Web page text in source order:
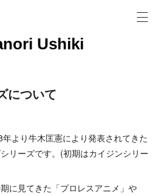
Ushiki
について
より牛木匡憲により発表されてきた
リーズです。(初期はカイジンシリー
に見てきた「プロレスアニメ」や